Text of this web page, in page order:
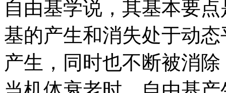
自由基学说，其基本要
基的产生和消失处于动
产生，同时也不断被消